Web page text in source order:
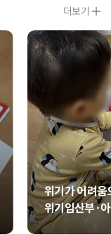
더보기
위기가 어려움
위기임산부·
업>